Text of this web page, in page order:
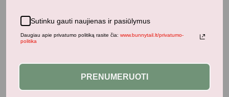
Parduotuvė
Aksesuarai
Sutinku gauti naujienas ir pasiūlymus
Daugiau apie privatumo politiką rasite čia: www.bunnytail.lt/privatumo-
politika
PRENUMERUOTI